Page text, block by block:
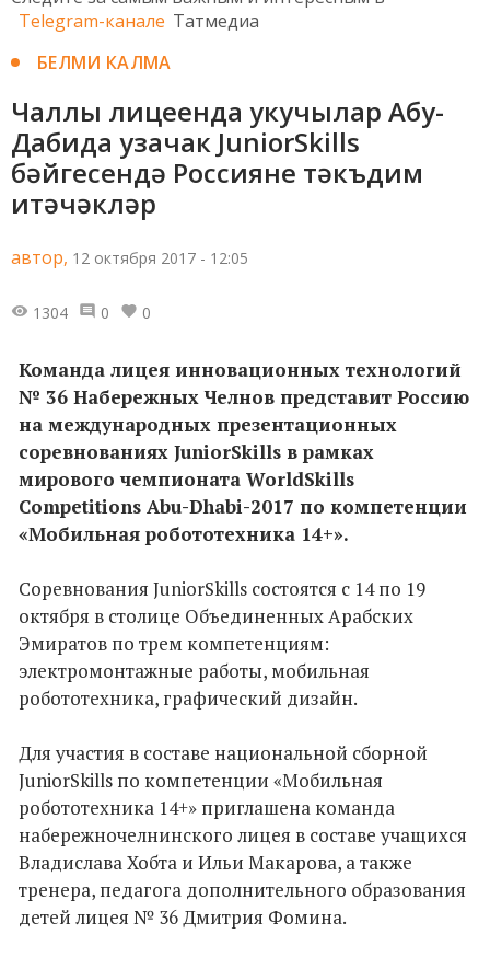
Telegram-канале Татмедиа
БЕЛМИ КАЛМА
Чаллы лицеенда укучылар Абу-
Дабида узачак JuniorSkills
бәйгесендә Россияне тәкъдим
итәчәкләр
автор, 12 октября 2017 - 12:05
1304 0 0
Команда лицея инновационных технологий
№ 36 Набережных Челнов представит Россию
на международных презентационных
соревнованиях JuniorSkills в рамках
мирового чемпионата WorldSkills
Competitions Abu-Dhabi-2017 по компетенции
«Мобильная робототехника 14+».
Соревнования JuniorSkills состоятся с 14 по 19
октября в столице Объединенных Арабских
Эмиратов по трем компетенциям:
электромонтажные работы, мобильная
робототехника, графический дизайн.
Для участия в составе национальной сборной
JuniorSkills по компетенции «Мобильная
робототехника 14+» приглашена команда
набережночелнинского лицея в составе учащихся
Владислава Хобта и Ильи Макарова, а также
тренера, педагога дополнительного образования
детей лицея № 36 Дмитрия Фомина.